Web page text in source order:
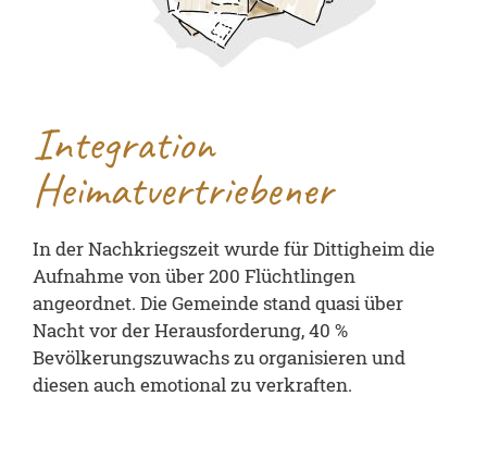
Integration
Heimatvertriebener
In der Nachkriegszeit wurde für Dittigheim die
Aufnahme von über 200 Flüchtlingen
angeordnet. Die Gemeinde stand quasi über
Nacht vor der Herausforderung, 40 %
Bevölkerungszuwachs zu organisieren und
diesen auch emotional zu verkraften.